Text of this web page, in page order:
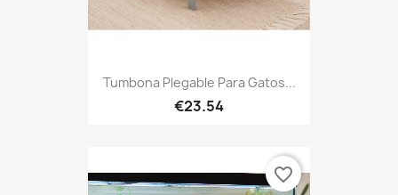
Tumbona Plegable Para Gatos...
€23.54
favorite_border